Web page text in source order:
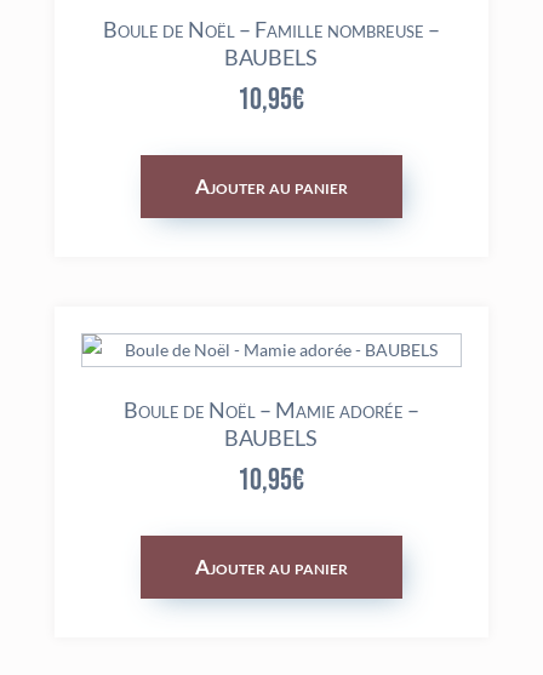
Boule de Noël – Famille nombreuse –
BAUBELS
10,95€
Ajouter au panier
Boule de Noël – Mamie adorée –
BAUBELS
10,95€
Ajouter au panier